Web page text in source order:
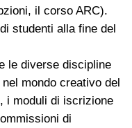
il corso ARC).
studenti alla fine del
le diverse discipline
mondo creativo del
i moduli di iscrizione
di